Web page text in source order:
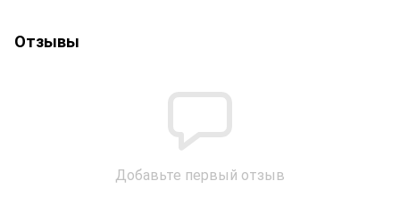
Отзывы
Добавьте первый отзыв